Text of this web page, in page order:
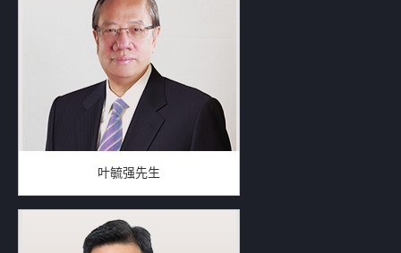
叶毓强先生